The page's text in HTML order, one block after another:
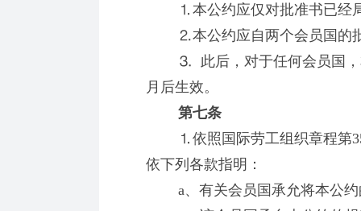
⒈本公约应仅对批准书已经局
⒉本公约应自两个会员国的批
⒊ 此后，对于任何会员国，
月后生效。
第七条
⒈依照国际劳工组织章程第35
依下列各款指明：
a、有关会员国承允将本公约